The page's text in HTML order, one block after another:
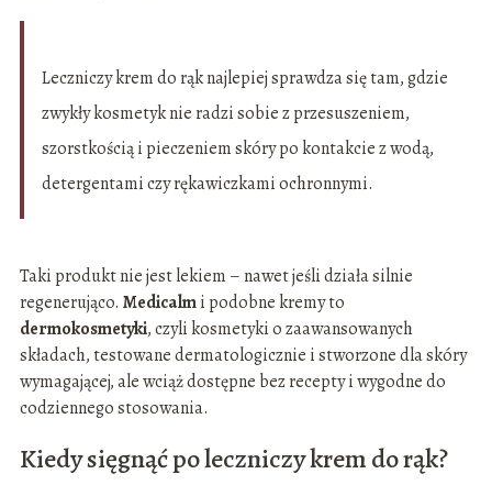
Leczniczy krem do rąk najlepiej sprawdza się tam, gdzie
zwykły kosmetyk nie radzi sobie z przesuszeniem,
szorstkością i pieczeniem skóry po kontakcie z wodą,
detergentami czy rękawiczkami ochronnymi.
Taki produkt nie jest lekiem – nawet jeśli działa silnie
regenerująco. Medicalmi podobne kremy to
dermokosmetyki, czyli kosmetyki o zaawansowanych
składach, testowane dermatologicznie i stworzone dla skóry
wymagającej, ale wciąż dostępne bez recepty i wygodne do
codziennego stosowania.
Kiedy sięgnąć po leczniczy krem do rąk?